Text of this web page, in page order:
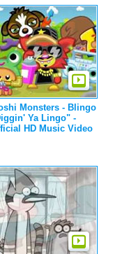
Monsters - Blingo
Ya Lingo" -
HD Music Video